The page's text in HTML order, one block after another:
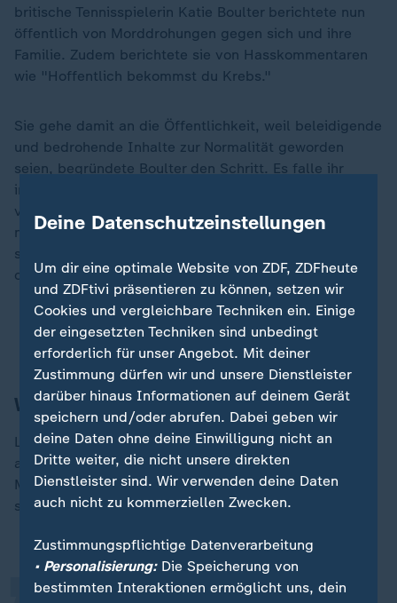
britische Tennisspielerin Katie Boulter berichtete nun
öffentlich von Morddrohungen gegen sich und ihre
Familie. Zudem berichtete sie von Hasskommentaren
wie "Hoffentlich bekommst du Krebs."
Sie gehe damit an die Öffentlichkeit, weil beleidigende
und bedrohende Inhalte zur Normalität geworden
seien, begründete Boulter den Schritt. Es falle ihr
immer schwerer, zwischen echter und nur
vermeintlicher Gefahr zu unterscheiden. "Man weiß
nicht, ob diese Person vor Ort ist. Man weiß nicht, ob
sie in der Nähe ist oder ob sie weiß, wo man wohnt
oder so etwas."
Tatjana Maria: Als Qualifikantin zum Turniersieg in
London
Welche Rolle spielen Wetten?
Lys vermutet hinter den Absendern von Nachrichten
auf Social Media größtenteils Leute, die auf ihre
Matches Geld wetten. "Einhundert Prozent. Das
schreiben die mir auch", berichtet die Tennisspielerin:
„
Deine Datenschutzeinstellungen
Um dir eine optimale Website von ZDF, ZDFheute
und ZDFtivi präsentieren zu können, setzen wir
Cookies und vergleichbare Techniken ein. Einige
der eingesetzten Techniken sind unbedingt
erforderlich für unser Angebot. Mit deiner
Zustimmung dürfen wir und unsere Dienstleister
darüber hinaus Informationen auf deinem Gerät
speichern und/oder abrufen. Dabei geben wir
deine Daten ohne deine Einwilligung nicht an
Dritte weiter, die nicht unsere direkten
Dienstleister sind. Wir verwenden deine Daten
auch nicht zu kommerziellen Zwecken.
Zustimmungspflichtige Datenverarbeitung
• Personalisierung:Die Speicherung von
bestimmten Interaktionen ermöglicht uns, dein